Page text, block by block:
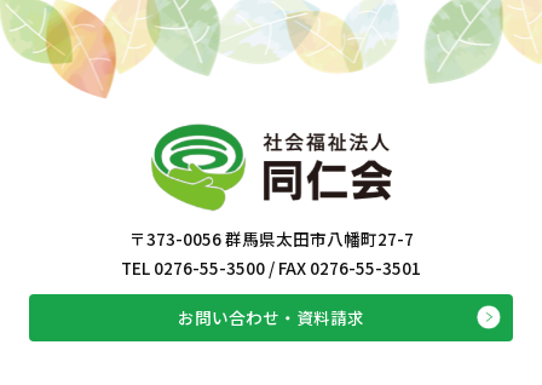
〒373-0056 群馬県太田市八幡町27-7
TEL 0276-55-3500 / FAX 0276-55-3501
お問い合わせ・資料請求